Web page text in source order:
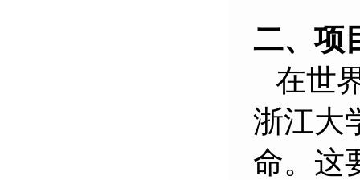
二、项
在世
浙江大
命。这